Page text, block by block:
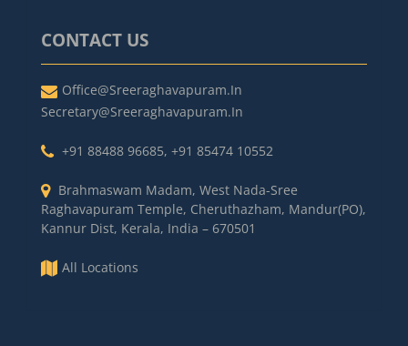
CONTACT US
Office@sreeraghavapuram.in
Secretary@sreeraghavapuram.in
+91 88488 96685, +91 85474 10552
Brahmaswam Madam, West Nada-Sree
Raghavapuram Temple, Cheruthazham, Mandur(PO),
Kannur Dist, Kerala, India – 670501
All Locations